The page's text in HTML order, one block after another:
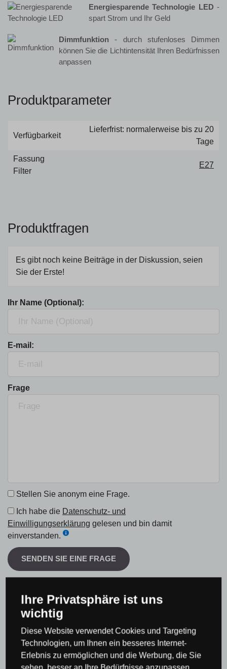
Energiesparende Technologie LED -
spart Strom und Ihr Geld
Dimmfunktion - durch stufenloses Dimmen
können Sie die Lichtintensität Ihren Bedürfnissen
anpassen
Produktparameter
Verfügbarkeit
Lieferfrist: normalerweise bis zu 20
Tage
Fassung
Filter
E27
Produktfragen
Es gibt noch keine Beiträge in der Diskussion, seien
Sie der Erste!
Ihr Name (Optional):
E-mail:
Frage
Stellen Sie anonym eine Frage.
Ich habe die Datenschutz- und
Einwilligungserklärung gelesen und bin damit
einverstanden.
SENDEN SIE EINE FRAGE
Produktbewertung
Gesamtwertung
Ihre Privatsphäre ist uns
wichtig
Diese Website verwendet Cookies und Targeting
Technologien, um Ihnen ein besseres Internet-
Erlebnis zu ermöglichen und die Werbung, die Sie
sehen, besser an Ihre Bedürfnisse anzupassen.